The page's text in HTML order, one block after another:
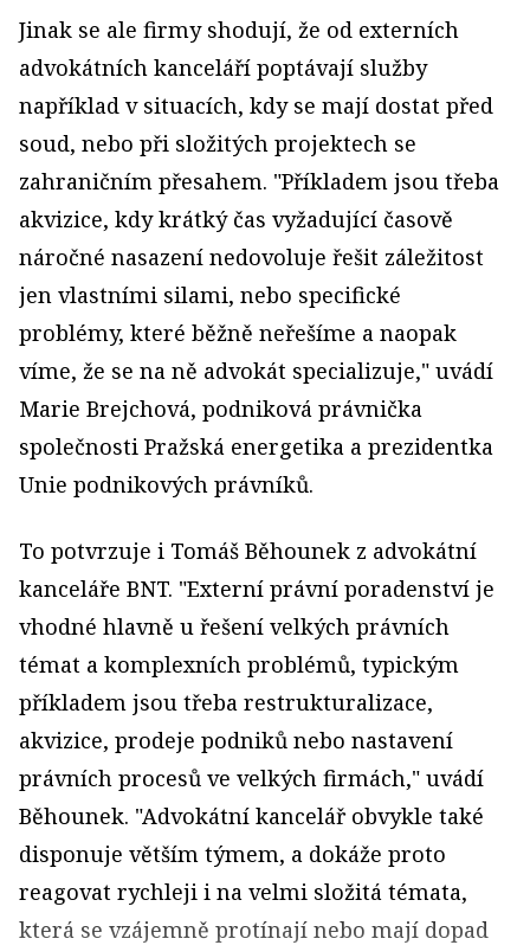
Jinak se ale firmy shodují, že od externích
advokátních kanceláří poptávají služby
například v situacích, kdy se mají dostat před
soud, nebo při složitých projektech se
zahraničním přesahem. "Příkladem jsou třeba
akvizice, kdy krátký čas vyžadující časově
náročné nasazení nedovoluje řešit záležitost
jen vlastními silami, nebo specifické
problémy, které běžně neřešíme a naopak
víme, že se na ně advokát specializuje," uvádí
Marie Brejchová, podniková právnička
společnosti Pražská energetika a prezidentka
Unie podnikových právníků.
To potvrzuje i Tomáš Běhounek z advokátní
kanceláře BNT. "Externí právní poradenství je
vhodné hlavně u řešení velkých právních
témat a komplexních problémů, typickým
příkladem jsou třeba restrukturalizace,
akvizice, prodeje podniků nebo nastavení
právních procesů ve velkých firmách," uvádí
Běhounek. "Advokátní kancelář obvykle také
disponuje větším týmem, a dokáže proto
reagovat rychleji i na velmi složitá témata,
která se vzájemně protínají nebo mají dopad